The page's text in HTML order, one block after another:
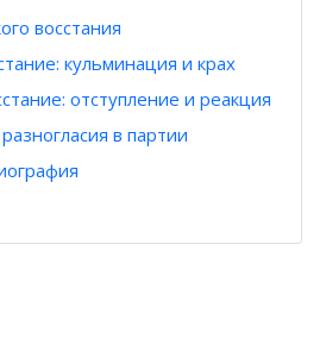
восстания
кульминация и крах
отступление и реакция
в партии